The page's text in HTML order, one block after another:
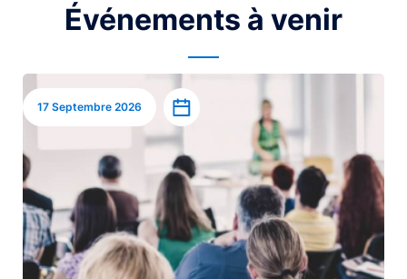
Événements à venir
Image
17 Septembre 2026 Ajouter à l’agenda